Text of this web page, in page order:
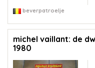
beverpatroelje
michel vaillant: de
1980